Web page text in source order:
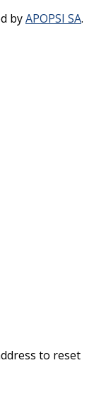
byAPOPSI SA.
to reset